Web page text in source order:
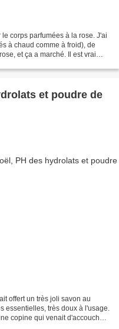
corps parfumées à la rose. J'ai
à chaud comme à froid), de
et ça a marché. Il est vrai
et poudre de
offert un très joli savon au
essentielles, très doux à l'usage.
copine qui venait d'accoucher,